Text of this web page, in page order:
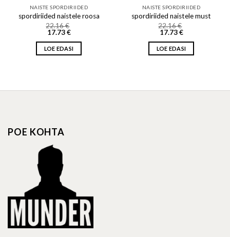
NAISTE SPORDIRIIDED
spordiriided naistele roosa
22.16€
17.73€
LOE EDASI
NAISTE SPORDIRIIDED
spordiriided naistele must
22.16€
17.73€
LOE EDASI
POE KOHTA